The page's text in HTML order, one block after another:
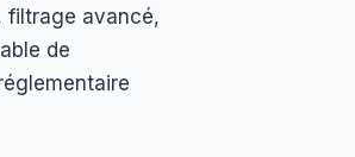
filtrage avancé,
de